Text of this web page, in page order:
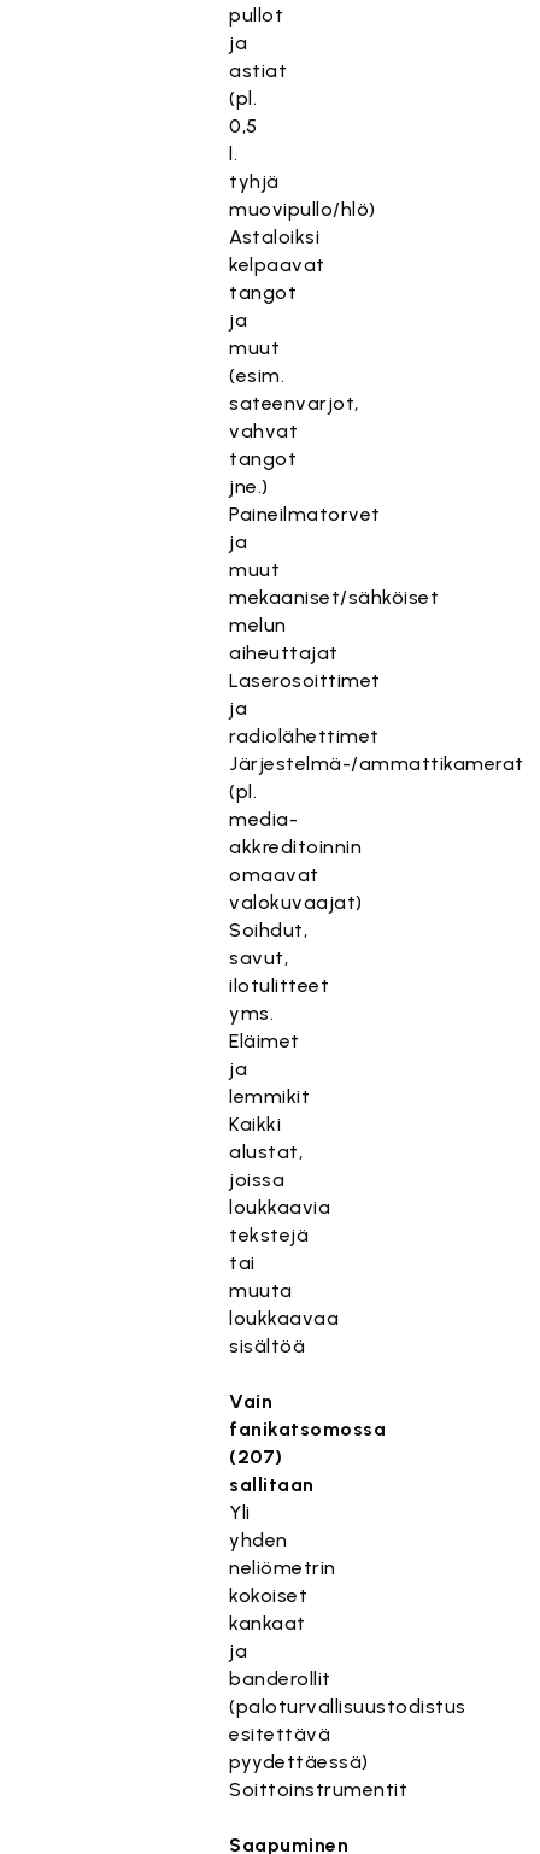
pullot
ja
astiat
(pl.
0,5
l.
tyhjä
muovipullo/hlö)
Astaloiksi
kelpaavat
tangot
ja
muut
(esim.
sateenvarjot,
vahvat
tangot
jne.)
Paineilmatorvet
ja
muut
mekaaniset/sähköiset
melun
aiheuttajat
Laserosoittimet
ja
radiolähettimet
Järjestelmä-/ammattikamerat
(pl.
media-
akkreditoinnin
omaavat
valokuvaajat)
Soihdut,
savut,
ilotulitteet
yms.
Eläimet
ja
lemmikit
Kaikki
alustat,
joissa
loukkaavia
tekstejä
tai
muuta
loukkaavaa
sisältöä
Vain
fanikatsomossa
(207)
sallitaan
Yli
yhden
neliömetrin
kokoiset
kankaat
ja
banderollit
(paloturvallisuustodistus
esitettävä
pyydettäessä)
Soittoinstrumentit
Saapuminen